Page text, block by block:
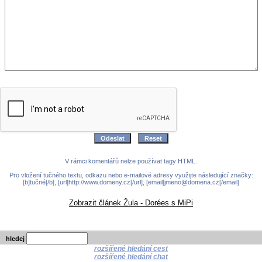
V rámci komentářů nelze používat tagy HTML.
Pro vložení tučného textu, odkazu nebo e-mailové adresy využijte následující značky:
[b]tučné[/b], [url]http://www.domeny.cz[/url], [email]jmeno@domena.cz[/email]
Zobrazit článek Žula - Dorées s MiPi
hledej
rozšířené hledání cest
rozšířené hledání chat